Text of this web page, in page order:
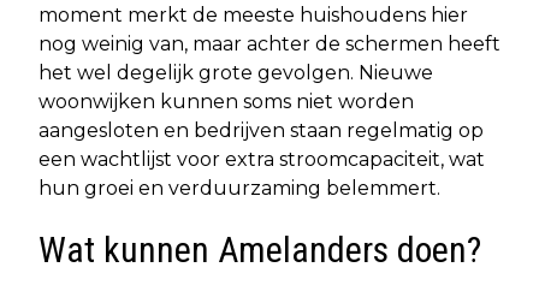
moment merkt de meeste huishoudens hier
nog weinig van, maar achter de schermen heeft
het wel degelijk grote gevolgen. Nieuwe
woonwijken kunnen soms niet worden
aangesloten en bedrijven staan regelmatig op
een wachtlijst voor extra stroomcapaciteit, wat
hun groei en verduurzaming belemmert.
Wat kunnen Amelanders doen?